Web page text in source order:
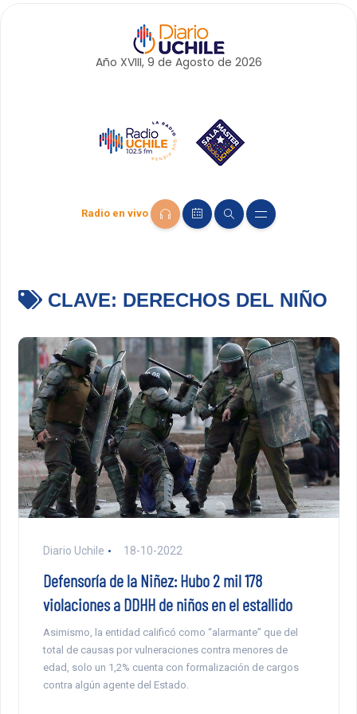
Año XVIII, 9 de Agosto de 2026
Radio en vivo
CLAVE: DERECHOS DEL NIÑO
Diario Uchile 18-10-2022
Defensoría de la Niñez: Hubo 2 mil 178
violaciones a DDHH de niños en el estallido
Asimismo, la entidad calificó como “alarmante” que del
total de causas por vulneraciones contra menores de
edad, solo un 1,2% cuenta con formalización de cargos
contra algún agente del Estado.